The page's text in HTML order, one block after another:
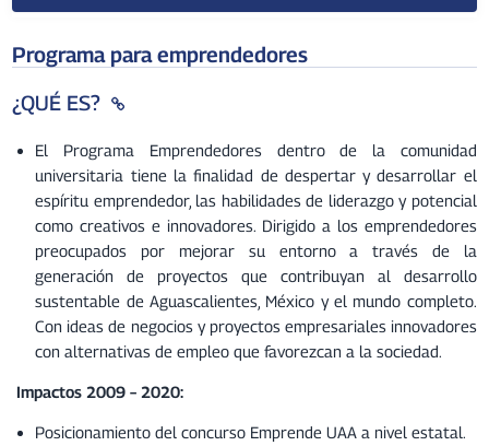
Programa para emprendedores
¿QUÉ ES?
El Programa Emprendedores dentro de la comunidad
universitaria tiene la finalidad de despertar y desarrollar el
espíritu emprendedor, las habilidades de liderazgo y potencial
como creativos e innovadores. Dirigido a los emprendedores
preocupados por mejorar su entorno a través de la
generación de proyectos que contribuyan al desarrollo
sustentable de Aguascalientes, México y el mundo completo.
Con ideas de negocios y proyectos empresariales innovadores
con alternativas de empleo que favorezcan a la sociedad.
Impactos 2009 – 2020:
Posicionamiento del concurso Emprende UAA a nivel estatal.